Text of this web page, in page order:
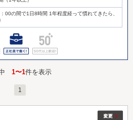
00の間で1日8時間 1年程度経って慣れてきたら、
1〜1件を表示
1